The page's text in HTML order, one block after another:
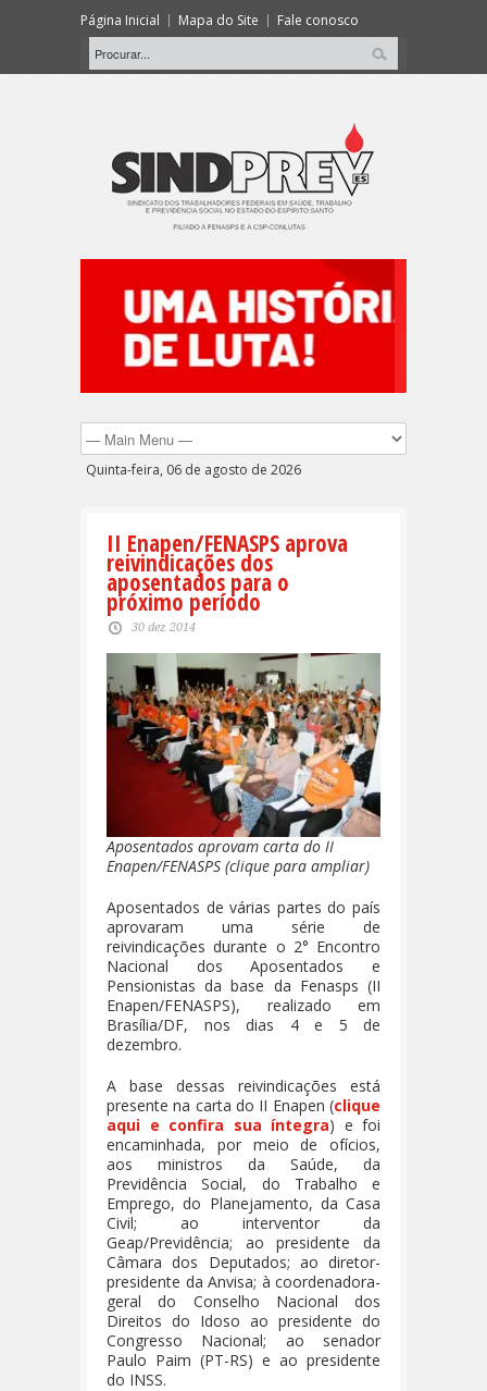
Página Inicial Mapa do Site Fale conosco
Quinta-feira, 06 de agosto de 2026
II Enapen/FENASPS aprova
reivindicações dos
aposentados para o
próximo período
30 dez 2014
Aposentados aprovam carta do II
Enapen/FENASPS (clique para ampliar)
Aposentados de várias partes do país
aprovaram uma série de
reivindicações durante o 2° Encontro
Nacional dos Aposentados e
Pensionistas da base da Fenasps (II
Enapen/FENASPS), realizado em
Brasília/DF, nos dias 4 e 5 de
dezembro.
A base dessas reivindicações está
presente na carta do II Enapen (clique
aqui e confira sua íntegra) e foi
encaminhada, por meio de ofícios,
aos ministros da Saúde, da
Previdência Social, do Trabalho e
Emprego, do Planejamento, da Casa
Civil; ao interventor da
Geap/Previdência; ao presidente da
Câmara dos Deputados; ao diretor-
presidente da Anvisa; à coordenadora-
geral do Conselho Nacional dos
Direitos do Idoso ao presidente do
Congresso Nacional; ao senador
Paulo Paim (PT-RS) e ao presidente
do INSS.